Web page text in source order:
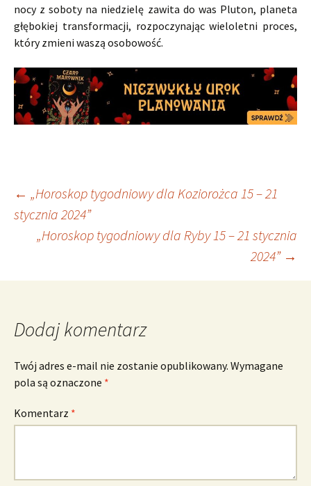
nocy z soboty na niedzielę zawita do was Pluton, planeta
głębokiej transformacji, rozpoczynając wieloletni proces,
który zmieni waszą osobowość.
Nawigacja
wpisu
← „Horoskop tygodniowy dla Koziorożca 15 – 21
stycznia 2024”
„Horoskop tygodniowy dla Ryby 15 – 21 stycznia
2024” →
Dodaj komentarz
Twój adres e-mail nie zostanie opublikowany. Wymagane
pola są oznaczone *
Komentarz *